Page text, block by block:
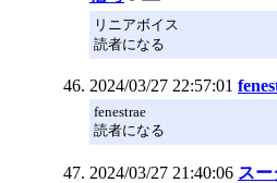
リニアボイス
読者になる
2024/03/27 22:57:01
fenestrae
読者になる
2024/03/27 21:40:06 ス